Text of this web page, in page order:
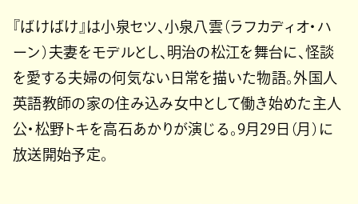
『ばけばけ』は小泉セツ、小泉八雲（ラフカディオ・ハ
ーン）夫妻をモデルとし、明治の松江を舞台に、怪談
を愛する夫婦の何気ない日常を描いた物語。外国人
英語教師の家の住み込み女中として働き始めた主人
公・松野トキを高石あかりが演じる。9月29日（月）に
放送開始予定。